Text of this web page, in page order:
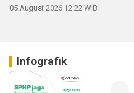
05 August 2026 12:22 WIB
Infografik